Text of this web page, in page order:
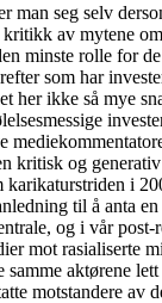
man seg selv
kritikk av mytene
minste rolle for
som har
her ikke så mye
kritisk og generativ
karikaturstriden i
til å anta
og i vår
mot rasialiserte
aktørene
motstandere av